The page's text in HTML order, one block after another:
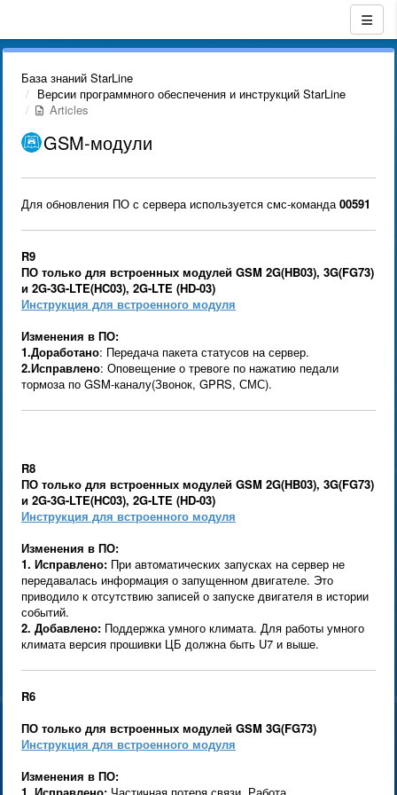
База знаний StarLine
Версии программного обеспечения и инструкций StarLine
Articles
GSM-модули
Для обновления ПО с сервера используется смс-команда 00591
R9
ПО только для встроенных модулей GSM 2G(HB03), 3G(FG73)
и 2G-3G-LTE(HC03), 2G-LTE (HD-03)
Инструкция для встроенного модуля
Изменения в ПО:
1.Доработано: Передача пакета статусов на сервер.
2.Исправлено: Оповещение о тревоге по нажатию педали
тормоза по GSM-каналу(Звонок, GPRS, СМС).
R8
ПО только для встроенных модулей GSM 2G(HB03), 3G(FG73)
и 2G-3G-LTE(HC03), 2G-LTE (HD-03)
Инструкция для встроенного модуля
Изменения в ПО:
1. Исправлено: При автоматических запусках на сервер не
передавалась информация о запущенном двигателе. Это
приводило к отсутствию записей о запуске двигателя в истории
событий.
2. Добавлено: Поддержка умного климата. Для работы умного
климата версия прошивки ЦБ должна быть U7 и выше.
R6
ПО только для встроенных модулей GSM 3G(FG73)
Инструкция для встроенного модуля
Изменения в ПО: